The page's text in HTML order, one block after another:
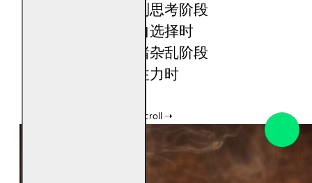
工作决策、企划思考阶段
生意判断、方向选择时
容易分心、思绪杂乱阶段
想提升学习专注力时